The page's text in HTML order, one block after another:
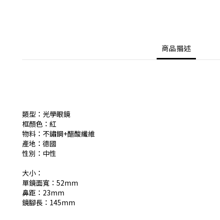
商品描述
類型：光學眼鏡
框顏色：紅
物料：不鏽鋼+醋酸纖維
產地：德國
性別：中性
大小：
單鏡面寬：52mm
鼻距：23mm
鏡腳長：145mm